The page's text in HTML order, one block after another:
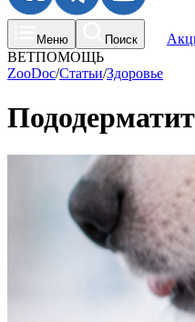
Меню Поиск
ВЕТПОМОЩЬ
ZooDoc/Статьи/Здоровье